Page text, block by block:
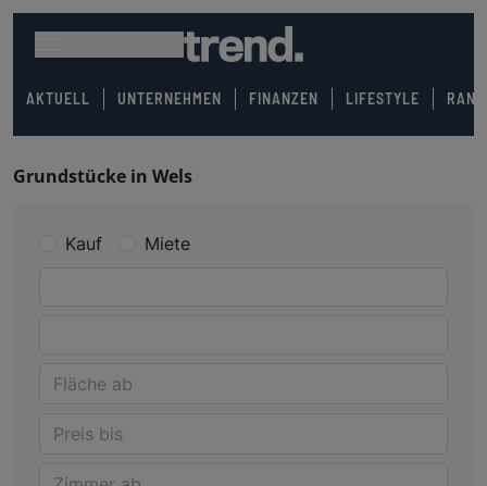
AKTUELL UNTERNEHMEN FINANZEN LIFESTYLE
Grundstücke in Wels
Kauf Miete